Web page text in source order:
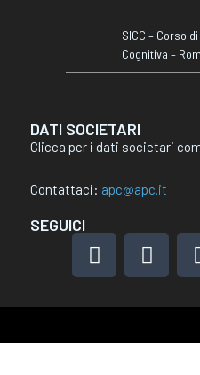
SICC – Corso
Cognitiva –
DATI SOCIETARI
Clicca per i dati societari
Contattaci: apc@apc.it
SEGUICI
F
a
e
I
n
t